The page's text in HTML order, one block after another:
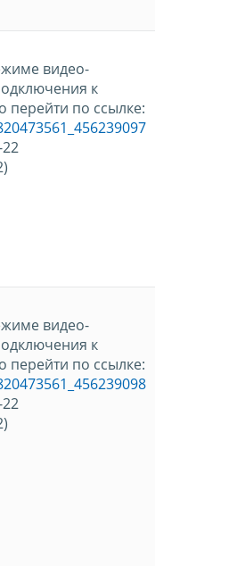
видео-
к
перейти по ссылке:
видео-
к
перейти по ссылке: